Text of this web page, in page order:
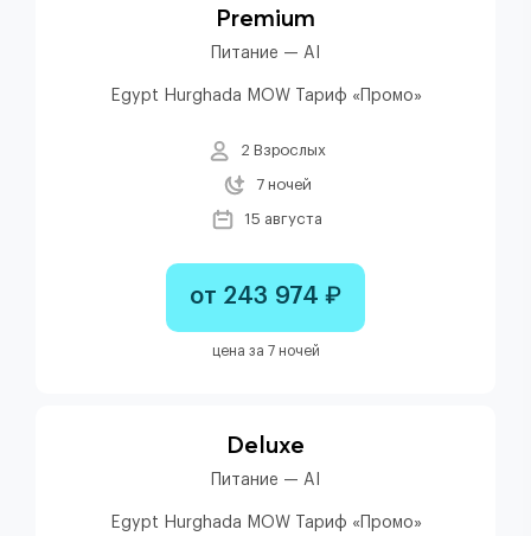
Premium
Питание — AI
Egypt Hurghada MOW Тариф «Промо»
2 Взрослых
7 ночей
15 августа
от 243 974 ₽
цена за 7 ночей
Deluxe
Питание — AI
Egypt Hurghada MOW Тариф «Промо»